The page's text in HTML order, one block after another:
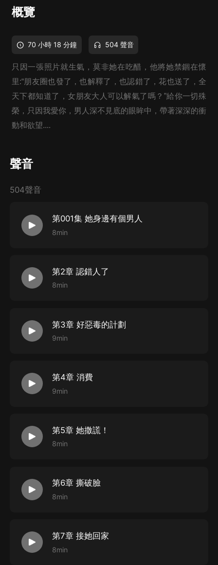
概覽
70 小時 18 分鐘 504 聲音
只因一張照片就生氣，莫非她在吃醋，他將她禁錮在懷
里:“朋友圈也發了，也解釋了，也認錯了，花也送了，全
天下都知道了，女朋友大人可以解氣了嗎？”給你一切殊
榮，只因我愛你，男人深不見底的眼眸中，帶著深深的衝
動和欲望....
聲音
504聲音
第001集 她身邊有個男人
8min
第2章 認錯人了
8min
第3章 好惡毒的計劃
9min
第4章 消費
9min
第5章 她撒謊！
8min
第6章 撕破臉
8min
第7章 接她回家
8min